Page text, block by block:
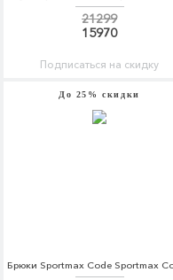
21299
15970
Подписаться на скидку
До 25% скидки